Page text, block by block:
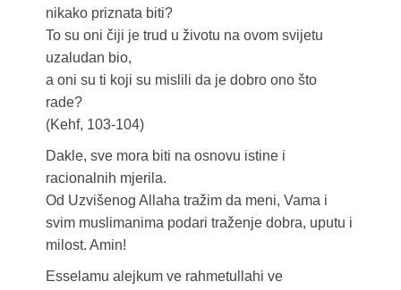
nikako priznata biti?
To su oni čiji je trud u životu na ovom svijetu
uzaludan bio,
a oni su ti koji su mislili da je dobro ono što
rade?
(Kehf, 103-104)
Dakle, sve mora biti na osnovu istine i
racionalnih mjerila.
Od Uzvišenog Allaha tražim da meni, Vama i
svim muslimanima podari traženje dobra, uputu i
milost. Amin!
Esselamu alejkum ve rahmetullahi ve